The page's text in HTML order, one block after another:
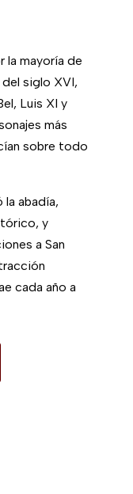
mayoría de
siglo XVI,
Luis XI y
más
sobre todo
abadía,
y